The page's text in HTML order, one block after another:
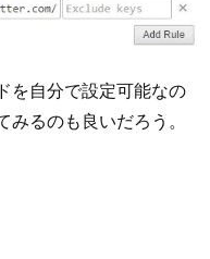
を自分で設定可能なの
るのも良いだろう。